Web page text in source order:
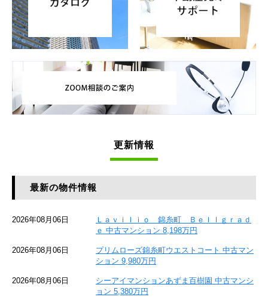
更新情報
最新の物件情報
2026年08月06日
Ｌａｖｉｌｉｏ 錦糸町 Ｂｅｌｌｇｒａｄ
ｅ 中古マンション 8,198万円
2026年08月06日
プリムローズ錦糸町ウエストコート 中古マン
ション 9,980万円
2026年08月06日
シーアイマンションあずま百樹園 中古マンシ
ョン 5,380万円